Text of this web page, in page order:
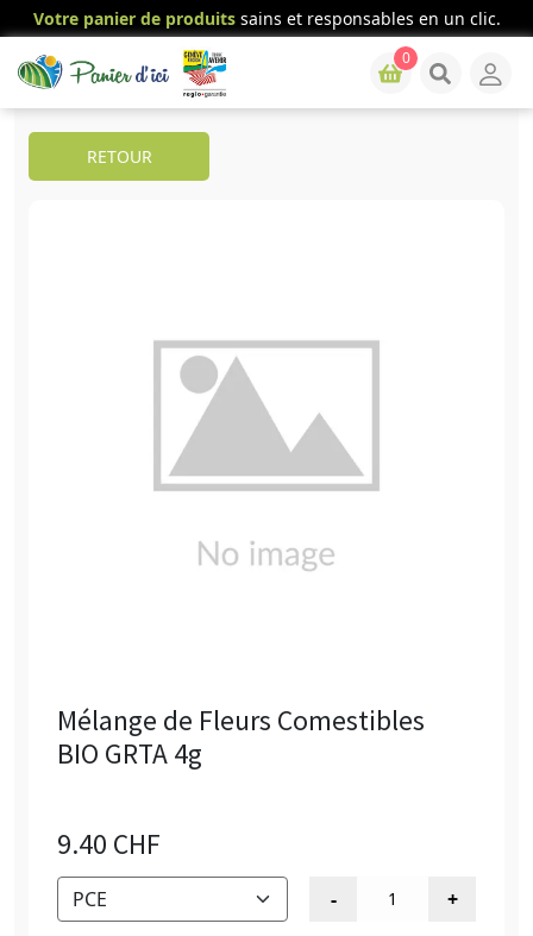
Votre panier de produitssains et responsables en un clic.
0
RETOUR
Mélange de Fleurs Comestibles
BIO GRTA 4g
9.40 CHF